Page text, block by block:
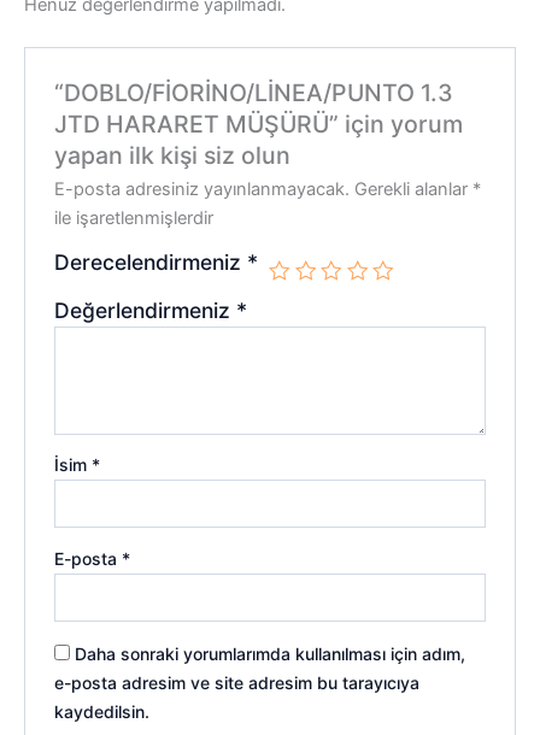
Henüz değerlendirme yapılmadı.
“DOBLO/FİORİNO/LİNEA/PUNTO 1.3
JTD HARARET MÜŞÜRÜ” için yorum
yapan ilk kişi siz olun
E-posta adresiniz yayınlanmayacak. Gerekli alanlar *
ile işaretlenmişlerdir
Derecelendirmeniz *
Değerlendirmeniz *
İsim *
E-posta *
Daha sonraki yorumlarımda kullanılması için adım,
e-posta adresim ve site adresim bu tarayıcıya
kaydedilsin.